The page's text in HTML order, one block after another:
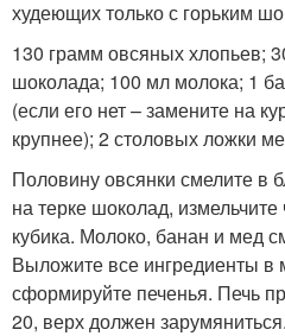
худеющих только с горьким
130 грамм овсяных хлопьев;
шоколада; 100 мл молока; 1
(если его нет – замените на
крупнее); 2 столовых ложки
Половину овсянки смелите в
на терке шоколад,
кубика. Молоко, банан и мед
Выложите все ингредиенты в
сформируйте печенья. Печь
20, верх должен зарумяниться.